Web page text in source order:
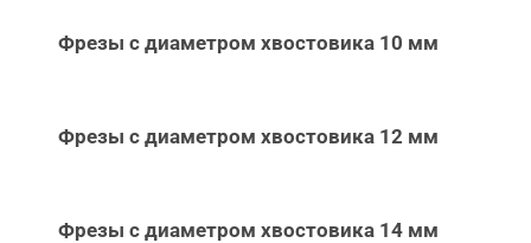
Фрезы с диаметром хвостовика 10 мм
Фрезы с диаметром хвостовика 12 мм
Фрезы с диаметром хвостовика 14 мм